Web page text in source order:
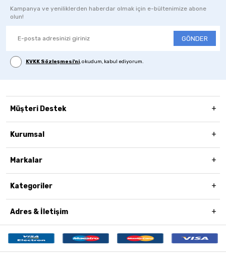
Kampanya ve yeniliklerden haberdar olmak için e-bültenimize abone
olun!
GÖNDER
KVKK Sözleşmesi'ni, okudum, kabul ediyorum.
Müşteri Destek
Kurumsal
Markalar
Kategoriler
Adres & İletişim